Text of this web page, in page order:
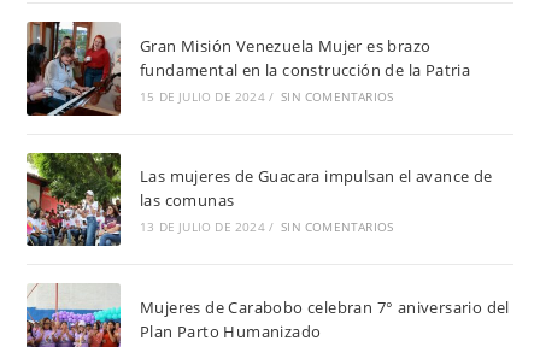
Gran Misión Venezuela Mujer es brazo
fundamental en la construcción de la Patria
15 DE JULIO DE 2024 / SIN COMENTARIOS
Las mujeres de Guacara impulsan el avance de
las comunas
13 DE JULIO DE 2024 / SIN COMENTARIOS
Mujeres de Carabobo celebran 7° aniversario del
Plan Parto Humanizado